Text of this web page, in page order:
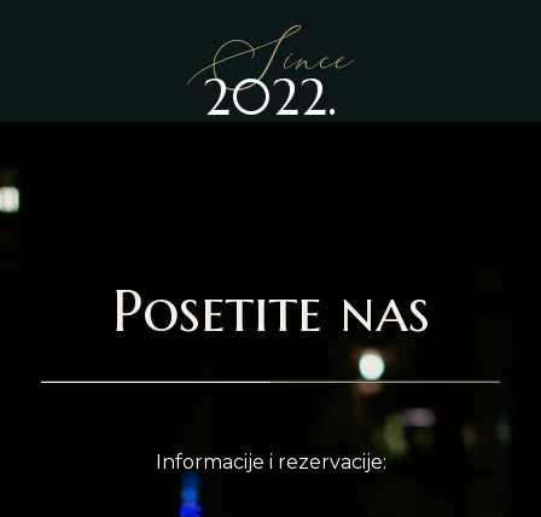
Since
2022.
Posetite nas
Informacije i rezervacije: